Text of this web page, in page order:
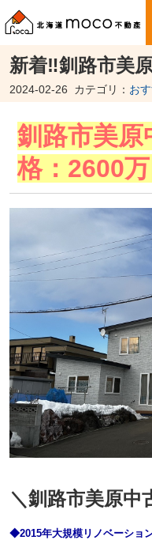
新着‼釧路市美
2024-02-26 カテゴリ： お
釧路市美
格：2600万
＼釧路市美原中
◆2015年大規模リノベーショ